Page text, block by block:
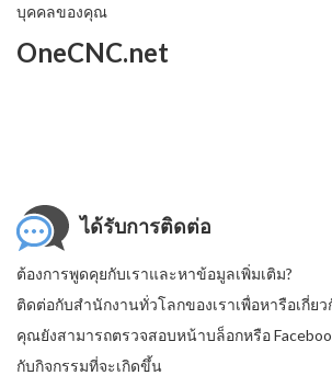
บุคคลของคุณ
OneCNC.net
ได้รับการติดต่อ
ต้องการพูดคุยกับเราและหาข้อมูลเพิ่มเติม?
ติดต่อกับสำนักงานทั่วโลกของเราเพื่อหารือเกี่ย
คุณยังสามารถตรวจสอบหน้าบล็อกหรือ
กับกิจกรรมที่จะเกิดขึ้น